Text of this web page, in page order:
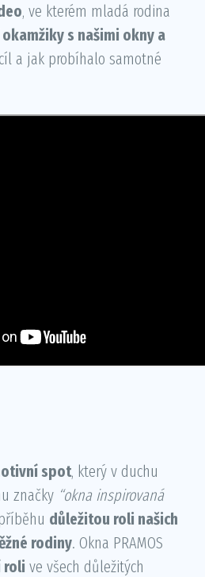
, ve kterém mladá rodina
s našimi okny a
a jak probíhalo samotné
spot, který v duchu
značky “okna inspirovaná
důležitou roli našich
rodiny. Okna PRAMOS
roli ve všech důležitých